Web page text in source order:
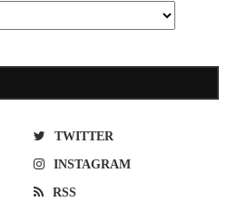
TWITTER
INSTAGRAM
RSS